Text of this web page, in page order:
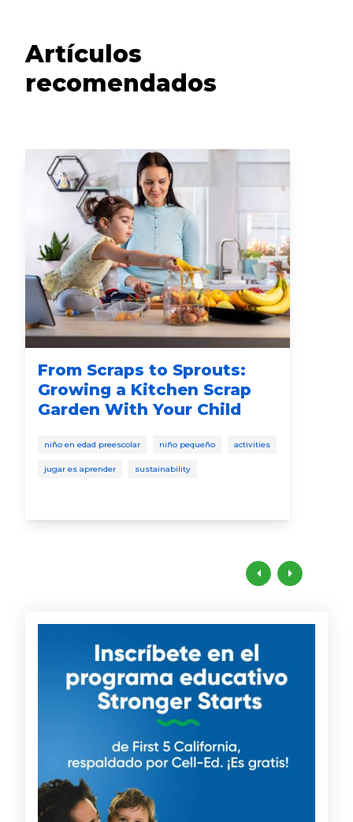
Artículos
recomendados
From Scraps to Sprouts:
Growing a Kitchen Scrap
Garden With Your Child
niño en edad preescolar niño pequeño activities
jugar es aprender sustainability